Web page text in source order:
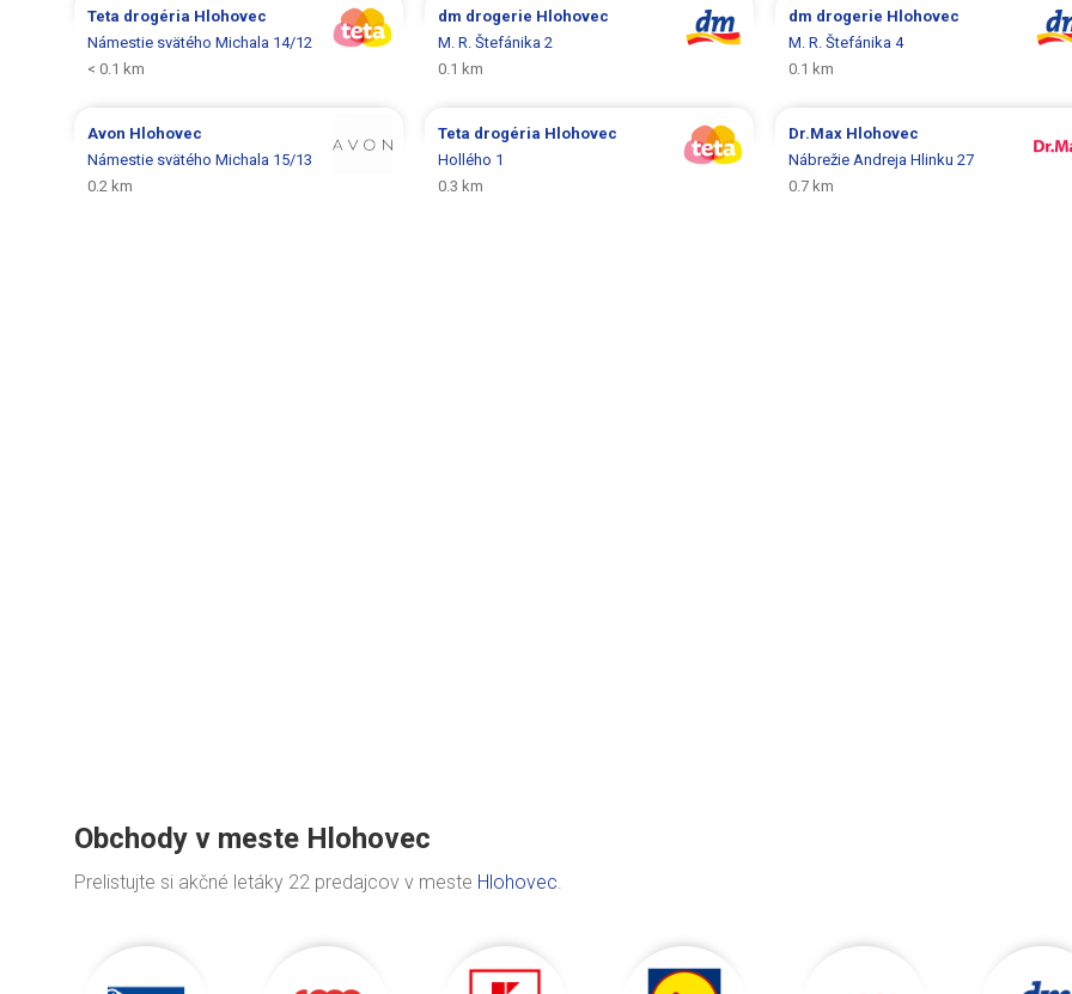
Teta drogéria Hlohovec
Námestie svätého Michala 14/12
< 0.1 km
dm drogerie Hlohovec
M. R. Štefánika 2
0.1 km
dm drogerie Hlohovec
M. R. Štefánika 4
0.1 km
Avon Hlohovec
Námestie svätého Michala 15/13
0.2 km
Teta drogéria Hlohovec
Hollého 1
0.3 km
Dr.Max Hlohovec
Nábrežie Andreja Hlinku 27
0.7 km
Obchody v meste Hlohovec
Prelistujte si akčné letáky 22 predajcov v meste Hlohovec.